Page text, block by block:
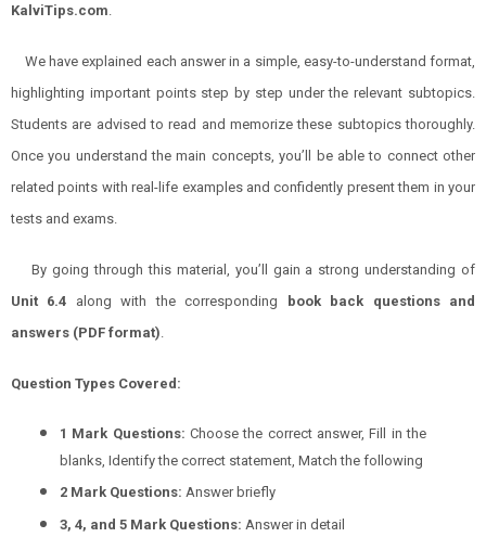
KalviTips.com
We have explained each answer in a simple, easy-to-understand format,
highlighting important points step by step under the relevant subtopics.
Students are advised to read and memorize these subtopics thoroughly.
Once you understand the main concepts, you’ll be able to connect other
related points with real-life examples and confidently present them in your
tests and exams.
By going through this material, you’ll gain a strong understanding of
Unit 6.4 along with the corresponding book back questions and
answers (PDF format)
Question Types Covered:
1 Mark Questions: Choose the correct answer, Fill in the
blanks, Identify the correct statement, Match the following
2 Mark Questions: Answer briefly
3, 4, and 5 Mark Questions: Answer in detail